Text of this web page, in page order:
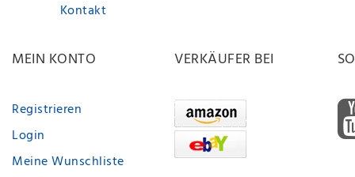
Kontakt
MEIN KONTO
Registrieren
Login
Meine Wunschliste
VERKÄUFER BEI